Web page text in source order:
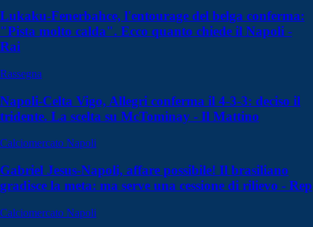
Lukaku-Fenerbahce, l'entourage del belga conferma:
"Pista molto calda". Ecco quanto chiede il Napoli -
Rai
Rassegna
Napoli-Celta Vigo, Allegri conferma il 4-3-3: deciso il
tridente. La scelta su McTominay - Il Mattino
Calciomercato Napoli
Gabriel Jesus-Napoli, affare possibile! Il brasiliano
gradisce la meta: ma serve una cessione di rilievo - Rep
Calciomercato Napoli